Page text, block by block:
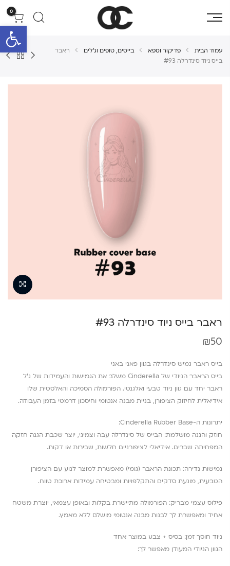
פתח
0
עמוד הבית פדיקור וספא בייסים, טופים וג'לים
ראבר
בייס ניוד סינדרלה #93
ראבר בייס ניוד סינדרלה #93
₪50
בייס ראבר גמיש סינדרלה בגוון פאני באני
בייס הראבר הניודי של Cinderella משלב את הגמישות והעמידות של ג’ל
ראבר יחד עם גוון ניוד טבעי ואלגנטי. הפורמולה הסמיכה והאלסטית שלו
אידיאלית לחיזוק הציפורן, בניית מבנה אנטומי וחיסכון דרמטי בזמן העבודה.
יתרונות ה-Cinderella Rubber Base:
חוזק והגנה מושלמת: הבייס של סינדרלה עבה וצמיגי, יוצר שכבת הגנה חזקה
המפחיתה שברים. אידיאלי לציפורניים חלשות, שבירות או דקות.
גמישות נדירה: תכונת הראבר (גומי) מאפשרת למוצר לנוע עם הציפורן
הטבעית, מונעת סדקים והתקלפויות ומבטיחה עמידות ארוכת טווח.
פילוס עצמי מבריק: הפורמולה מתיישרת בקלות ובאופן עצמאי, יוצרת משטח
אחיד ומאפשרת לך לבנות מבנה אנטומי מושלם ללא מאמץ.
ניוד חוסך זמן: בסיס + צבע במוצר אחד
הגוון הניודי המעודן מאפשר לך: